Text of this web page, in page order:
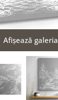
Afişează galeria